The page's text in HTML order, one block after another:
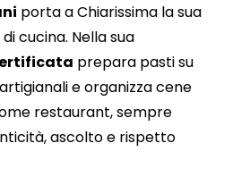
porta a Chiarissima la sua
cucina. Nella sua
prepara pasti su
e organizza cene
restaurant, sempre
ascolto e rispetto